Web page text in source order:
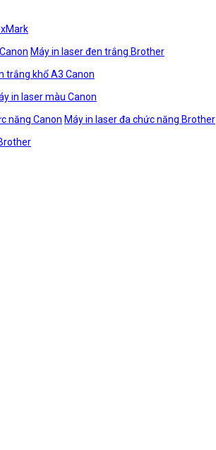
Máy in laser đen trắng Brother
trắng khổ A3 Canon
in laser màu Canon
năng Canon Máy in laser đa chức năng Brother